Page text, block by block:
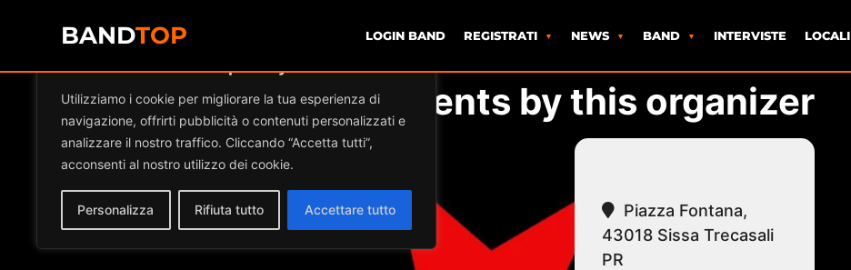
Utilizziamo i cookie per migliorare la tua esperienza di
navigazione, offrirti pubblicità o contenuti personalizzati e
analizzare il nostro traffico. Cliccando “Accetta tutti”,
acconsenti al nostro utilizzo dei cookie.
Personalizza Rifiuta tutto Accettare tutto
BANDTOP LOGIN BAND REGISTRATI NEWS BAND INTERVISTE LOCALI
Events by this organizer
Piazza Fontana,
43018 Sissa Trecasali
PR